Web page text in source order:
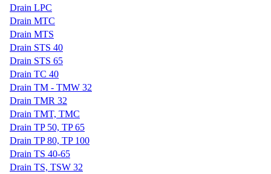
Drain LPC
Drain MTC
Drain MTS
Drain STS 40
Drain STS 65
Drain TC 40
Drain TM - TMW 32
Drain TMR 32
Drain TMT, TMC
Drain TP 50, TP 65
Drain TP 80, TP 100
Drain TS 40-65
Drain TS, TSW 32